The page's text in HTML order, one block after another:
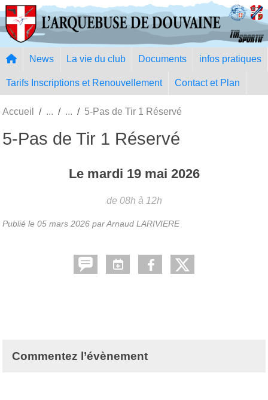
News La vie du club Documents infos pratiques
Tarifs Inscriptions et Renouvellement Contact et Plan
Accueil 5-Pas de Tir 1 Réservé
5-Pas de Tir 1 Réservé
Le mardi 19 mai 2026
de 08h à 12h
Publié le 05 mars 2026 par Arnaud LARIVIERE
Commentez l’évènement
Panneau de gestion des cookies